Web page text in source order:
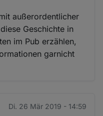
außerordentlicher
Geschichte in
im Pub erzählen,
garnicht
Di. 26 Mär 2019 - 14:59